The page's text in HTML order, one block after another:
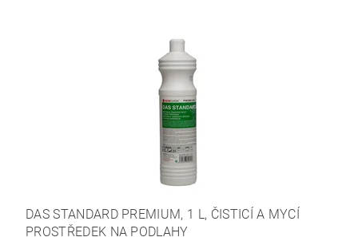
DAS STANDARD PREMIUM, 1 L, ČISTICÍ A MYCÍ
PROSTŘEDEK NA PODLAHY